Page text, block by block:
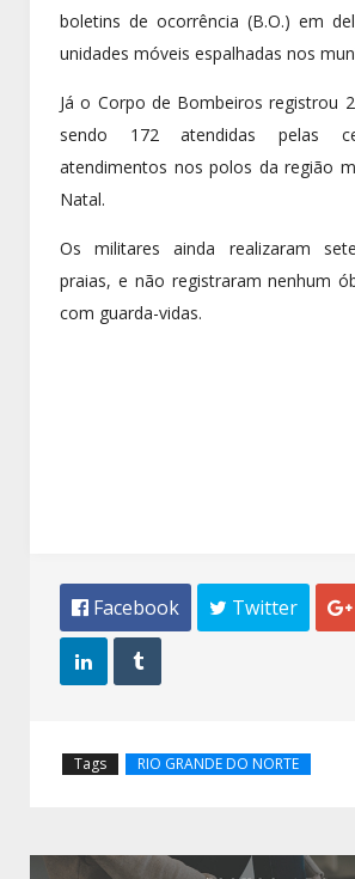
boletins de ocorrência (B.O.) em
unidades móveis espalhadas nos
Já o Corpo de Bombeiros registrou
sendo 172 atendidas pelas
atendimentos nos polos da região
Natal.
Os militares ainda realizaram
praias, e não registraram nenhum
com guarda-vidas.
 Facebook  Twitter 
 
Tags RIO GRANDE DO NORTE